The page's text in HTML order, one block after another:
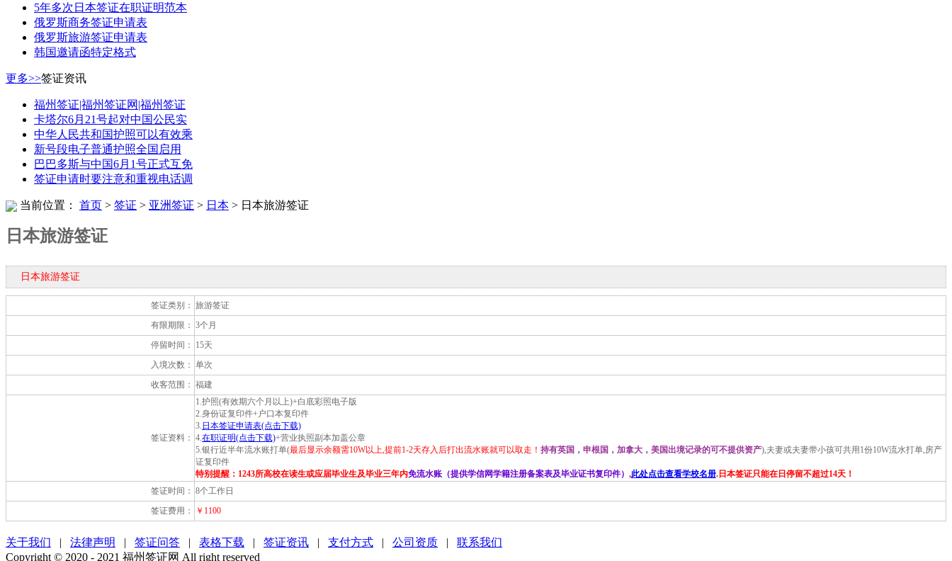
5年多次日本签证在职证明范本
俄罗斯商务签证申请表
俄罗斯旅游签证申请表
韩国邀请函特定格式
更多>>签证资讯
福州签证|福州签证网|福州签证
卡塔尔6月21号起对中国公民实
中华人民共和国护照可以有效乘
新号段电子普通护照全国启用
巴巴多斯与中国6月1号正式互免
签证申请时要注意和重视电话调
当前位置： 首页 > 签证 > 亚洲签证 > 日本 > 日本旅游签证
日本旅游签证
日本旅游签证
签证类别： 旅游签证
有限期限： 3个月
停留时间：
15天
入境次数： 单次
收客范围： 福建
签证资料：
1.护照(有效期六个月以上)+白底彩照电子版
2.身份证复印件+户口本复印件
3. 日本签证申请表(点击下载)
4.在职证明(点击下载)+营业执照副本加盖公章
5.银行近半年流水账打单(最后显示余额需10W以上,提前1-2天存入后打出流水账就可以取走！ 持有英国，申根国，加拿大，美国出境记录的可不提供资产),夫妻或夫妻带小孩可共用1份10W流水打单,房产
证复印件
特别提醒： 1243所高校在读生或应届毕业生及毕业三年内免流水账（提供学信网学籍注册备案表及毕业证书复印件） ,此处点击查看学校名册.日本签证只能在日停留不超过14天！
签证时间： 8个工作日
签证费用：
￥1100
关于我们 | 法律声明 | 签证问答 | 表格下载 | 签证资讯 | 支付方式 | 公司资质 | 联系我们
Copyright © 2020 - 2021 福州签证网 All right reserved